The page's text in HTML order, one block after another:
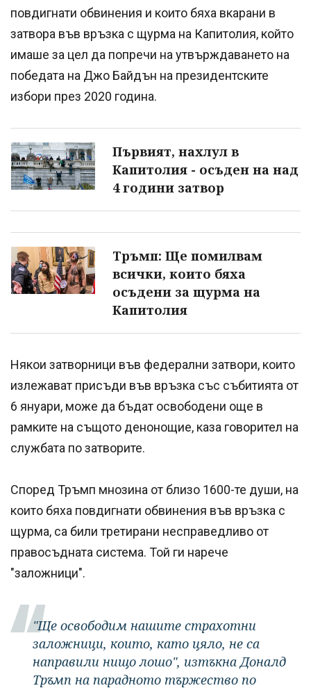
повдигнати обвинения и които бяха вкарани в
затвора във връзка с щурма на Капитолия, който
имаше за цел да попречи на утвърждаването на
победата на Джо Байдън на президентските
избори през 2020 година.
Първият, нахлул в
Капитолия - осъден на над
4 години затвор
Тръмп: Ще помилвам
всички, които бяха
осъдени за щурма на
Капитолия
Някои затворници във федерални затвори, които
излежават присъди във връзка със събитията от
6 януари, може да бъдат освободени още в
рамките на същото денонощие, каза говорител на
службата по затворите.
Според Тръмп мнозина от близо 1600-те души, на
които бяха повдигнати обвинения във връзка с
щурма, са били третирани несправедливо от
правосъдната система. Той ги нарече
"заложници".
"Ще освободим нашите страхотни
заложници, които, като цяло, не са
направили нищо лошо", изтъкна Доналд
Тръмп на парадното тържество по